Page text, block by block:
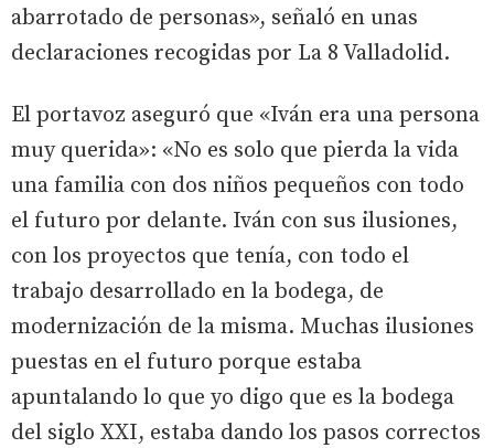
abarrotado de personas», señaló en unas
declaraciones recogidas por La 8 Valladolid.
El portavoz aseguró que «Iván era una persona
muy querida»: «No es solo que pierda la vida
una familia con dos niños pequeños con todo
el futuro por delante. Iván con sus ilusiones,
con los proyectos que tenía, con todo el
trabajo desarrollado en la bodega, de
modernización de la misma. Muchas ilusiones
puestas en el futuro porque estaba
apuntalando lo que yo digo que es la bodega
del siglo XXI, estaba dando los pasos correctos